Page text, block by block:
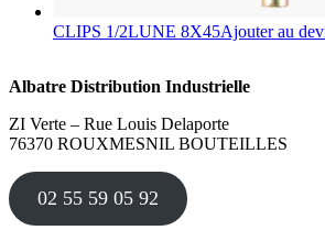
CLIPS 1/2LUNE 8X45Ajouter au
Albatre Distribution Industrielle
ZI Verte – Rue Louis Delaporte
76370 ROUXMESNIL BOUTEILLES
02 55 59 05 92